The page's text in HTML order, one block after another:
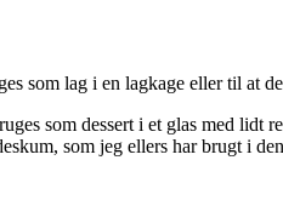
som lag i en lagkage eller til at
som dessert i et glas med
som jeg ellers har brugt i